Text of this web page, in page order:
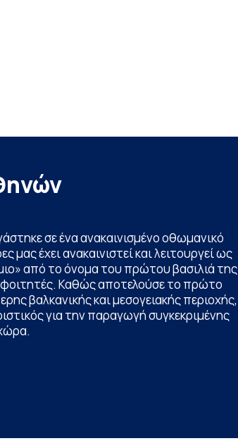
σε ένα ανακαινισμένο οθωμανικό
έχει ανακαινιστεί και λειτουργεί ως
από το όνομα του πρώτου βασιλιά της
Καθώς αποτελούσε το πρώτο
βαλκανικής και μεσογειακής περιοχής,
για την παραγωγή συγκεκριμένης